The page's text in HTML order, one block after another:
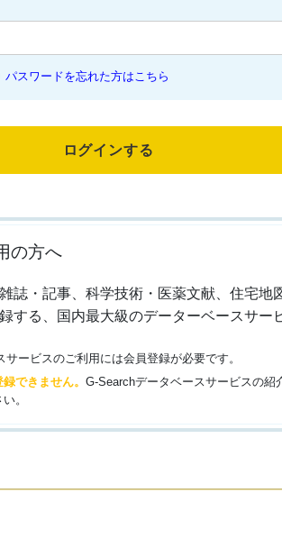
パスワードを忘れた方はこちら
の方へ
誌・記事、科学技術・医薬文献、住宅
する、国内最大級のデーターベースサー
ービスのご利用には会員登録が必要です。
できません。G-Searchデータベースサービスの紹
。